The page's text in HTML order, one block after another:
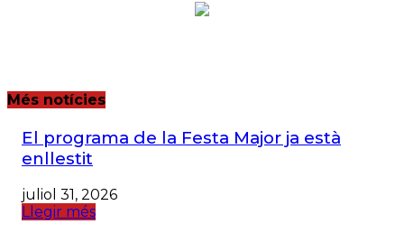
Més notícies
El programa de la Festa Major ja està
enllestit
juliol 31, 2026
Llegir més